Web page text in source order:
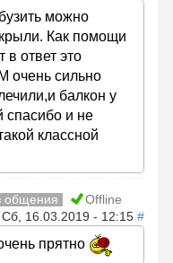
можно
Как помощи
в ответ это
очень сильно
балкон у
спасибо и не
классной
общения
Offline
Сб, 16.03.2019 - 12:15 #
прятно